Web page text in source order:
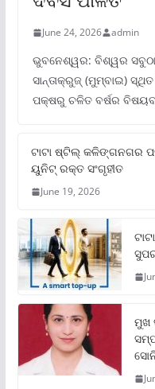
June 24, 2026 admin
ଭୁବନେଶ୍ୱର: ବିଶ୍ୱର
ସାନ୍ତାକ୍ରୁଜ୍ (ମୁମ୍ବାଇ)
ପକ୍ଷରୁ ଚଳିତ ବର୍ଷର
ଟାଟା ଷ୍ଟିଲ୍‌ କଳିଙ୍ଗନଗର
ୟୁନିଟ୍‌ ରକ୍ତ ସଂଗୃହୀତ
June 19, 2026
ମୁଖ